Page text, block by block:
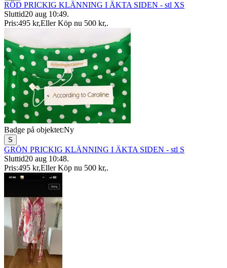
RÖD PRICKIG KLÄNNING I ÄKTA SIDEN - stl XS
Sluttid20 aug 10:49.
Pris:495 kr,Eller Köp nu 500 kr,.
Badge på objektet:Ny
S
GRÖN PRICKIG KLÄNNING I ÄKTA SIDEN - stl S
Sluttid20 aug 10:48.
Pris:495 kr,Eller Köp nu 500 kr,.